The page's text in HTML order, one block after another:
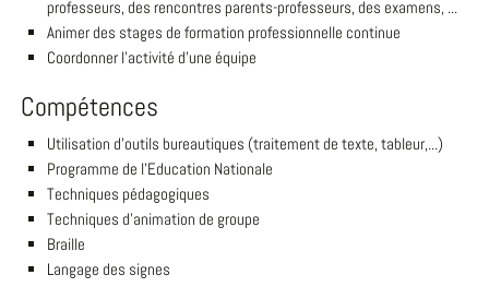
professeurs, des rencontres parents-professeurs, des examens, ...
Animer des stages de formation professionnelle continue
Coordonner l'activité d'une équipe
Compétences
Utilisation d'outils bureautiques (traitement de texte, tableur,...)
Programme de l'Education Nationale
Techniques pédagogiques
Techniques d'animation de groupe
Braille
Langage des signes